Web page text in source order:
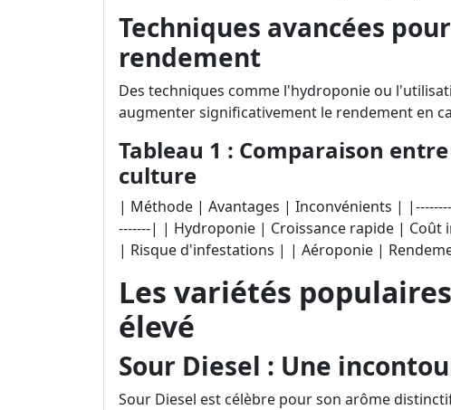
Techniques avancées
rendement
Des techniques comme l'hydroponie ou
augmenter significativement le rendement en
Tableau 1 : Comparaison
culture
| Méthode | Avantages | Inconvénients |
-------| | Hydroponie | Croissance rapide |
| Risque d'infestations | | Aéroponie |
Les variétés
élevé
Sour Diesel : Une
Sour Diesel est célèbre pour son arôme